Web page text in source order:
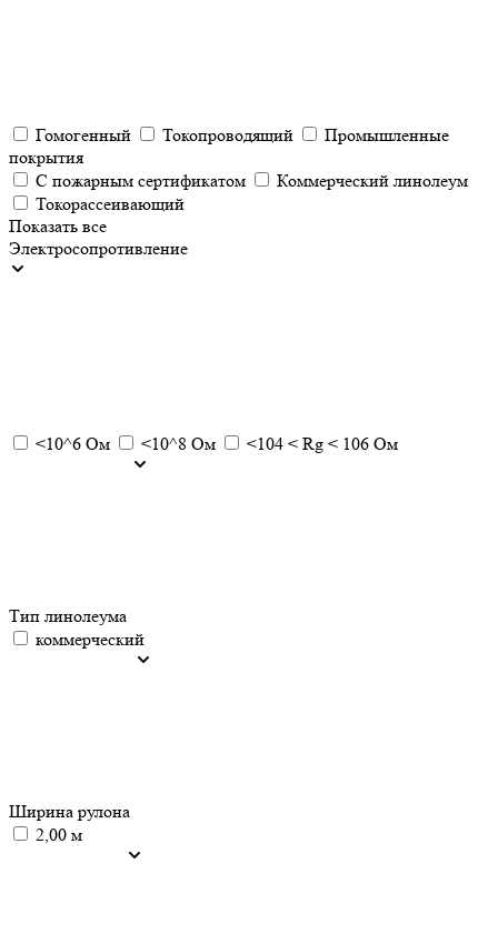
Гомогенный Токопроводящий
Промышленные
покрытия
С пожарным сертификатом
Коммерческий линолеум
Токорассеивающий
Показать все
Электросопротивление
<10^6 Ом <10^8 Ом <104 < Rg < 106 Ом
Тип линолеума
коммерческий
Ширина рулона
2,00 м